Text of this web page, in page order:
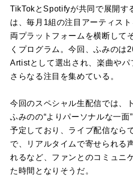
TikTokとSpotifyが共同で展開す
は、毎月1組の注目アーティスト
両プラットフォームを横断して
くプログラム。今回、ふみのは
Artistとして選出され、楽曲やパ
さらなる注目を集めている。
今回のスペシャル生配信では、
ふみのの“よりパーソナルな一面
予定しており、ライブ配信なら
で、リアルタイムで寄せられる
れるなど、ファンとのコミュニ
た時間となりそうだ。